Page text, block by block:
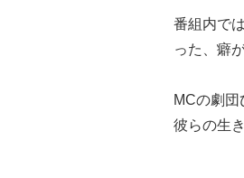
番組内で
った、癖
MCの劇
彼らの生